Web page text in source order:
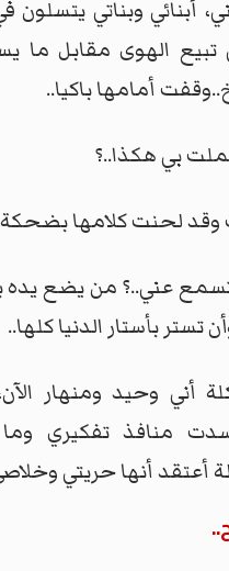
أبنائي وبناتي يتسلون
تبيع الهوى مقابل ما
أمامها باكيا..
بي هكذا..؟
وقد لحنت كلامها بضحكة
عني..؟ من يضع يده
تستر بأستار الدنيا كلها..
أني وحيد ومنهار
منافذ تفكيري
أعتقد أنها حريتي